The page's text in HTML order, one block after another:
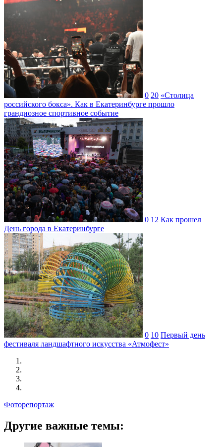
0 20 «Столица
российского бокса». Как в Екатеринбурге прошло
грандиозное спортивное событие
0 12 Как прошел
День города в Екатеринбурге
0 10 Первый день
фестиваля ландшафтного искусства «Атмофест»
Фоторепортаж
Другие важные темы: